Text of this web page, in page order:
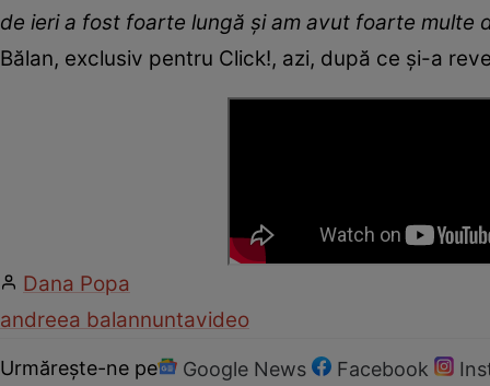
de ieri a fost foarte lungă și am avut foarte multe
Bălan, exclusiv pentru Click!, azi, după ce și-a
Dana Popa
andreea balannuntavideo
Urmărește-ne pe Google News Facebook